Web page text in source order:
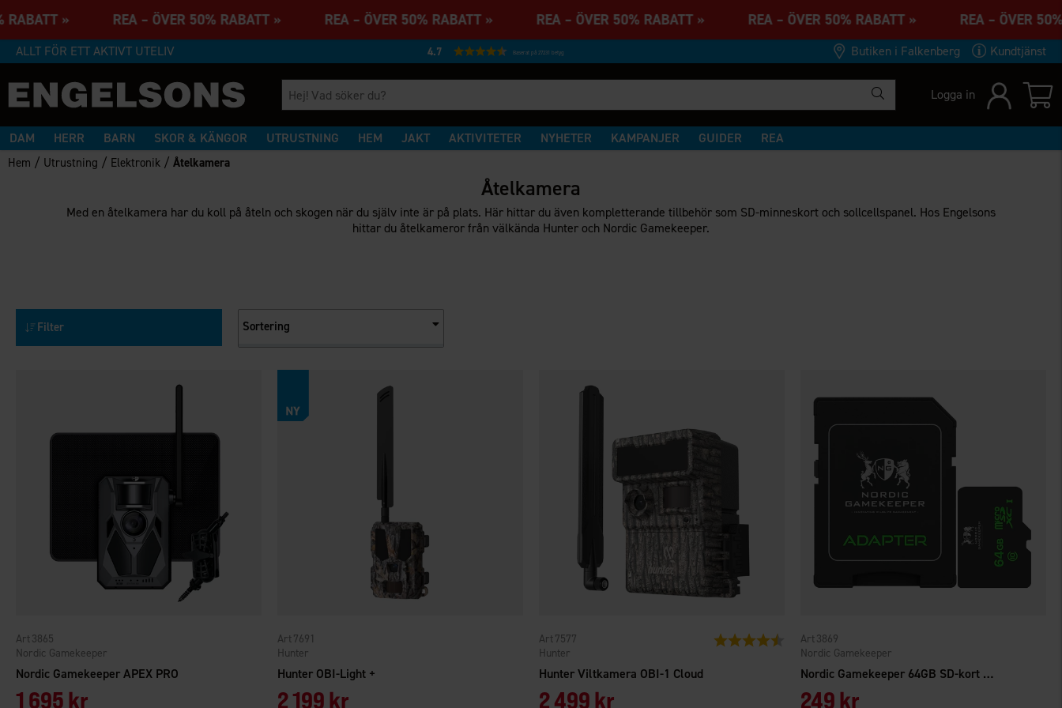
RABATT » REA – ÖVER 50% RABATT » REA – ÖVER 50% RABATT » REA – ÖVER 50% RABATT » REA – ÖVER 50% RABATT » REA –
ALLT FÖR ETT AKTIVT UTELIV 4.7 Baserat på 27231 betyg Butiken i Falkenberg Kundtjänst
Logga in
DAM HERR BARN SKOR & KÄNGOR UTRUSTNING HEM JAKT AKTIVITETER NYHETER KAMPANJER GUIDER REA
Hem / Utrustning / Elektronik /Åtelkamera
Åtelkamera
Med en åtelkamera har du koll på åteln och skogen när du själv inte är på plats. Här hittar du även kompletterande tillbehör som SD-minneskort och sollcellspanel. Hos Engelsons
hittar du åtelkameror från välkända Hunter och Nordic Gamekeeper.
Filter Sortering
Nordic Gamekeeper APEX PRO
Nordic Gamekeeper
3865
1 695 kr
Hunter OBI-Light +
Hunter
7691
2 199 kr
Hunter Viltkamera OBI-1 Cloud
Hunter
7577
2 499 kr
Betyg: 4.8 utav 5 stjärnor
Nordic Gamekeeper 64GB SD-kort APEX
Nordic Gamekeeper
3869
249 kr